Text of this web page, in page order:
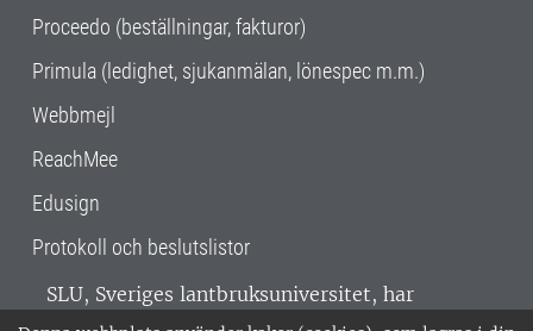
Proceedo (beställningar, fakturor)
Primula (ledighet, sjukanmälan, lönespec m.m.)
Webbmejl
ReachMee
Edusign
Protokoll och beslutslistor
SLU, Sveriges lantbruksuniversitet, har
verksamhet över hela Sverige. Huvudorter är